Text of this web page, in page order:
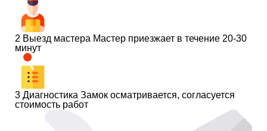
2 Выезд мастера Мастер приезжает в течение 20-30
минут
3 Диагностика Замок осматривается, согласуется
стоимость работ